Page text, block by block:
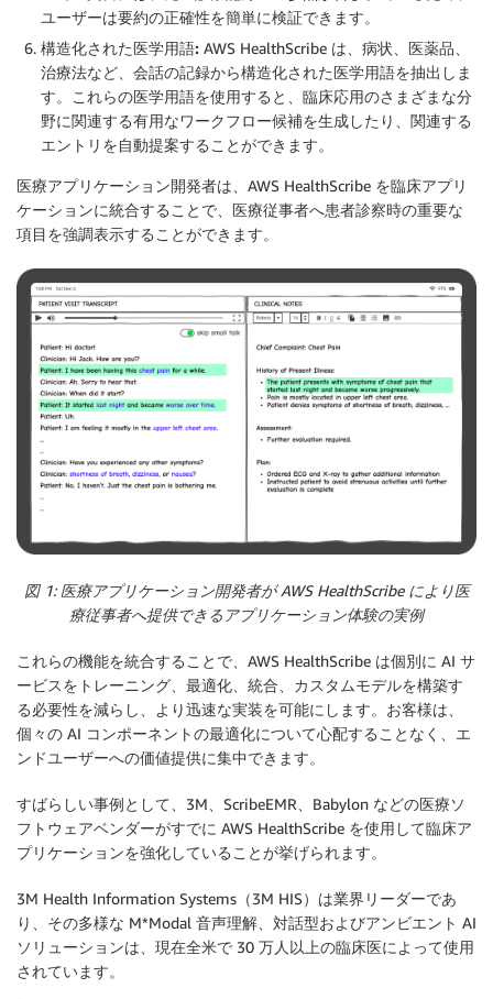
ユーザーは要約の正確性を簡単に検証できます。
構造化された医学用語: AWS HealthScribe は、病状、医薬品、
治療法など、会話の記録から構造化された医学用語を抽出しま
す。これらの医学用語を使用すると、臨床応用のさまざまな分
野に関連する有用なワークフロー候補を生成したり、関連する
エントリを自動提案することができます。
医療アプリケーション開発者は、AWS HealthScribe を臨床アプリ
ケーションに統合することで、医療従事者へ患者診察時の重要な
項目を強調表示することができます。
図 1: 医療アプリケーション開発者が AWS HealthScribe により医
療従事者へ提供できるアプリケーション体験の実例
これらの機能を統合することで、AWS HealthScribe は個別に AI サ
ービスをトレーニング、最適化、統合、カスタムモデルを構築す
る必要性を減らし、より迅速な実装を可能にします。お客様は、
個々の AI コンポーネントの最適化について心配することなく、エ
ンドユーザーへの価値提供に集中できます。
すばらしい事例として、3M、ScribeEMR、Babylon などの医療ソ
フトウェアベンダーがすでに AWS HealthScribe を使用して臨床ア
プリケーションを強化していることが挙げられます。
3M Health Information Systems（3M HIS）は業界リーダーであ
り、その多様な M*Modal 音声理解、対話型およびアンビエント AI
ソリューションは、現在全米で 30 万人以上の臨床医によって使用
されています。